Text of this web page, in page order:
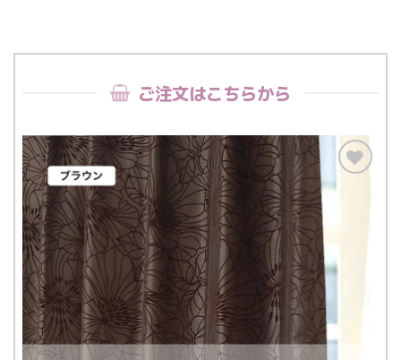
ご注文はこちらから